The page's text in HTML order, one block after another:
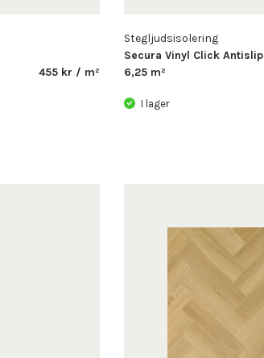
455 kr / m²
Stegljudsisolering
Secura Vinyl Click Antislip
6,25 m²
I lager